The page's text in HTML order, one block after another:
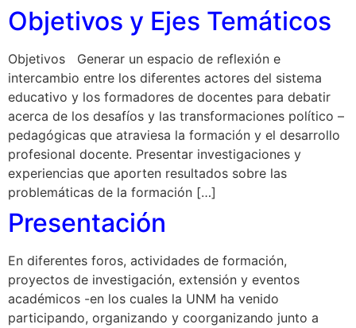
Objetivos y Ejes Temáticos
Objetivos Generar un espacio de reflexión e
intercambio entre los diferentes actores del sistema
educativo y los formadores de docentes para debatir
acerca de los desafíos y las transformaciones político –
pedagógicas que atraviesa la formación y el desarrollo
profesional docente. Presentar investigaciones y
experiencias que aporten resultados sobre las
problemáticas de la formación […]
Presentación
En diferentes foros, actividades de formación,
proyectos de investigación, extensión y eventos
académicos -en los cuales la UNM ha venido
participando, organizando y coorganizando junto a